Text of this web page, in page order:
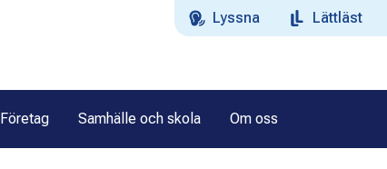
Lyssna Lättläst
Företag Samhälle och skola Om oss